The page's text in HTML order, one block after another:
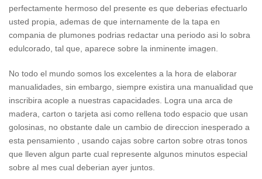
perfectamente hermoso del presente es que deberias efectuarlo
usted propia, ademas de que internamente de la tapa en
compania de plumones podrias redactar una periodo asi­ lo sobra
edulcorado, tal que, aparece sobre la inminente imagen.
No todo el mundo somos los excelentes a la hora de elaborar
manualidades, sin embargo, siempre existira una manualidad que
inscribira acople a nuestras capacidades. Logra una arca de
madera, carton o tarjeta asi­ como rellena todo espacio que usan
golosinas, no obstante dale un cambio de direccion inesperado a
esta pensamiento , usando cajas sobre carton sobre otras tonos
que lleven algun parte cual represente algunos minutos especial
sobre al mes cual deberian ayer juntos.